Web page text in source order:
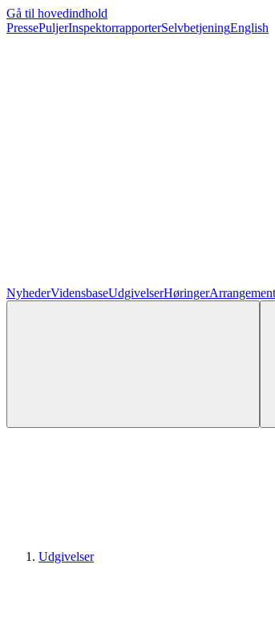
Gå til hovedindhold
PressePuljerInspektorrapporterSelvbetjeningEnglish
NyhederVidensbaseUdgivelserHøringer
Udgivelser